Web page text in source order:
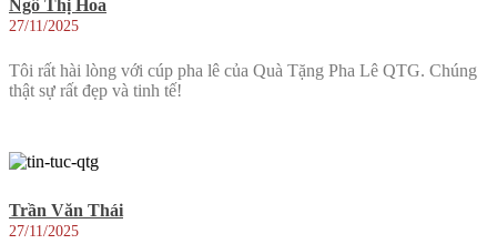
Ngô Thị Hoa
27/11/2025
Tôi rất hài lòng với cúp pha lê của Quà Tặng Pha Lê QTG. Chúng
thật sự rất đẹp và tinh tế!
Trần Văn Thái
27/11/2025